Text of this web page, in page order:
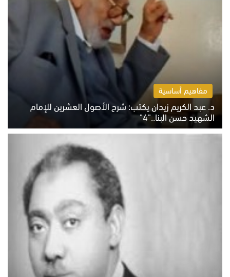
مفاهيم أساسية
د. عبد الكريم زيدان يكتب: شرح الأصول العشرين للإمام
الشهيد حسن البنا.."4"
الخميس 6 أغسطس 2026 10:27 ص